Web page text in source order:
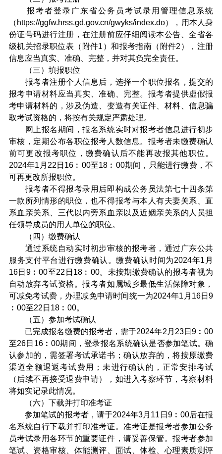
报考者登录广东省公务员考试录用管理信息系统
（https://ggfw.hrss.gd.gov.cn/gwyks/index.do），用本人身
份证号码进行注册，在注册前应仔细阅读本公告、全省各
级机关招录职位表（附件1）和报考指南（附件2），注册
信息应当真实、准确、完整，并对其负完全责任。
（三）填报职位
报考者注册个人信息后，选择一个职位报名，提交的
报考申请材料应当真实、准确、完整。报考者提供虚假报
考申请材料的，涉及伪造、变造有关证件、材料、信息骗
取考试资格的，将按有关规定严肃处理。
网上报名期间，报名系统实时对报考者信息进行初步
审核，定期公布各职位报考人数信息。报考者未缴费确认
前可更改报考职位，缴费确认后不能再改报其他职位。
2024年1月22日16︰00至18︰00期间，只能进行缴费，不
可再更改所报职位。
报考者不得报考录用后即构成公务员法第七十四条第
一款所列情形的职位，也不得报考与本人有夫妻关系、直
系血亲关系、三代以内旁系血亲以及近姻亲关系的人员担
任领导成员的用人单位的职位。
（四）缴费确认
通过系统自动实时初步审核的报考者，通过广东公共
服务支付平台进行缴费确认。缴费确认时间为2024年1月
16日9︰00至22日18︰00。未按期缴费确认的报考者视为
自动放弃考试资格。报考者如属城乡最低生活保障对象，
可减免考试费，办理减免申请时间统一为2024年1月16日9
︰00至22日18︰00。
（五）参加考试确认
已完成报名缴费的报考者，需于2024年2月23日9︰00
至26日16︰00期间，登录报名系统确认是否参加笔试。确
认参加的，需签署考试承诺书；确认放弃的，将按原缴费
渠道全额退返考试费用；未进行确认的，正常安排考试
（后续不再接受退费申请），如进入考察环节，考察材料
将如实记录此情况。
（六）下载并打印准考证
参加笔试的报考者，请于2024年3月11日9︰00后在报
名系统自行下载并打印准考证。准考证是报考者参加公务
员考试录用各环节的重要证件，请妥善保管。报考者参加
笔试、资格审核、体能测评、面试、体检、心理素质测评